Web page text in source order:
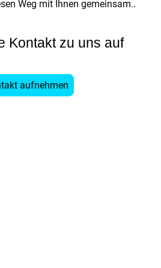
Weg mit Ihnen gemeinsam..
Kontakt zu uns auf
aufnehmen